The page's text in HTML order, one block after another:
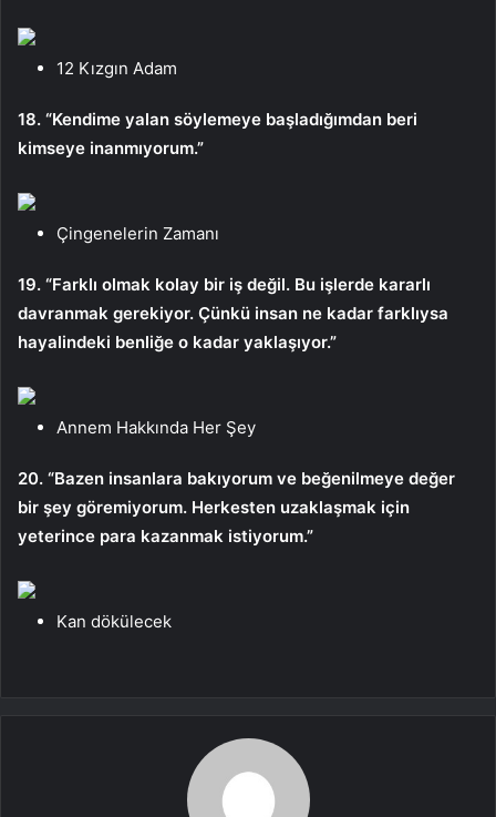
12 Kızgın Adam
18. “Kendime yalan söylemeye başladığımdan beri
kimseye inanmıyorum.”
Çingenelerin Zamanı
19. “Farklı olmak kolay bir iş değil. Bu işlerde kararlı
davranmak gerekiyor. Çünkü insan ne kadar farklıysa
hayalindeki benliğe o kadar yaklaşıyor.”
Annem Hakkında Her Şey
20. “Bazen insanlara bakıyorum ve beğenilmeye değer
bir şey göremiyorum. Herkesten uzaklaşmak için
yeterince para kazanmak istiyorum.”
Kan dökülecek